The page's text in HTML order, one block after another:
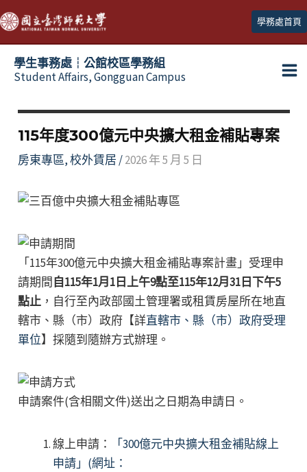
跳
至
主
學務處首頁
學生事務處┆公館校區學務組
Student Affairs, Gongguan Campus
115年度300億元中央擴大租金補貼專案
房東專區,校外賃居 /2026 年 5 月 5 日
「115年300億元中央擴大租金補貼專案計畫」受理申
請期間自115年1月1日上午9點至115年12月31日下午5
點止，自行至內政部國土管理署或租賃房屋所在地直
轄市、縣（市）政府【詳直轄市、縣（市）政府受理
單位】採隨到隨辦方式辦理。
申請案件(含相關文件)送出之日期為申請日。
線上申請：
「300億元中央擴大租金補貼線上
申請」(網址：